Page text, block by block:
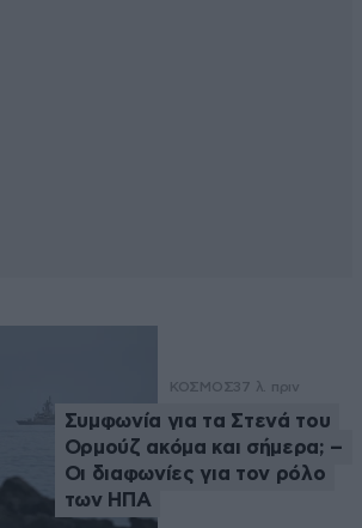
ΚΟΣΜΟΣ37 λ. πριν
Συμφωνία για τα Στενά του
Ορμούζ ακόμα και σήμερα; –
Οι διαφωνίες για τον ρόλο
των ΗΠΑ